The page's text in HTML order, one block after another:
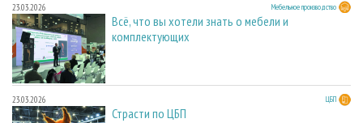
23.03.2026 Мебельное производство
Всё, что вы хотели знать о мебели и
комплектующих
23.03.2026 ЦБП
Страсти по ЦБП